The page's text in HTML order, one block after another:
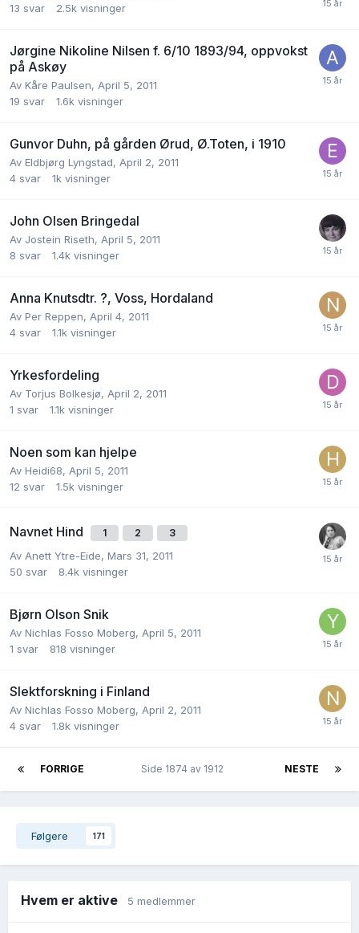
13 svar 2.5k visninger
Jørgine Nikoline Nilsen f. 6/10 1893/94, oppvokst
på Askøy
Av Kåre Paulsen, April 5, 2011
19 svar 1.6k visninger
Gunvor Duhn, på gården Ørud, Ø.Toten, i 1910
Av Eldbjørg Lyngstad, April 2, 2011
4 svar 1k visninger
John Olsen Bringedal
Av Jostein Riseth, April 5, 2011
8 svar 1.4k visninger
Anna Knutsdtr. ?, Voss, Hordaland
Av Per Reppen, April 4, 2011
4 svar 1.1k visninger
Yrkesfordeling
Av Torjus Bolkesjø, April 2, 2011
1 svar 1.1k visninger
Noen som kan hjelpe
Av Heidi68, April 5, 2011
12 svar 1.5k visninger
Navnet Hind 1 2 3
Av Anett Ytre-Eide, Mars 31, 2011
50 svar 8.4k visninger
Bjørn Olson Snik
Av Nichlas Fosso Moberg, April 5, 2011
1 svar 818 visninger
Slektforskning i Finland
Av Nichlas Fosso Moberg, April 2, 2011
4 svar 1.8k visninger
FORRIGE NESTE
Side 1874 av 1912
Følgere 171
Hvem er aktive 5 medlemmer